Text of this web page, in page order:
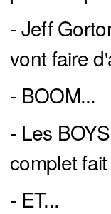
- Jeff
vont faire
- BOOM...
- Les
complet
- ET...